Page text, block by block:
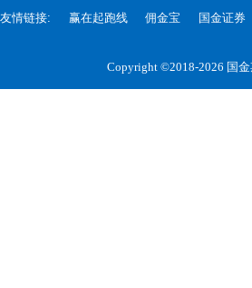
友情链接: 赢在起跑线 佣金宝 国金证券
Copyright ©2018-2026 国